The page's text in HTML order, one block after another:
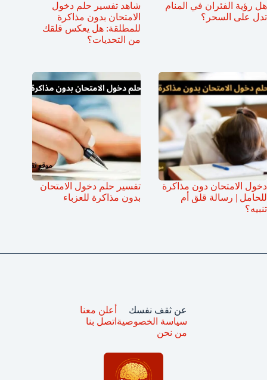
هل رؤية الفئران في المنام
تدل على السحر؟
شاهد تفسير حلم دخول
الامتحان بدون مذاكرة
للمطلقة: هل يعكس قلقك
من التحديات؟
دخول الامتحان دون مذاكرة
للحامل | رسالة قلق أم
تنبيه؟
تفسير حلم دخول الامتحان
بدون مذاكرة للعزباء
عن ثقف نفسك
سياسة الخصوصية
من نحن
أعلن معنا
اتصل بنا